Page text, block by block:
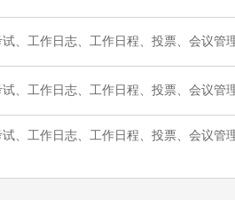
、工作日志、工作日程、投票、会议
、工作日志、工作日程、投票、会议
、工作日志、工作日程、投票、会议